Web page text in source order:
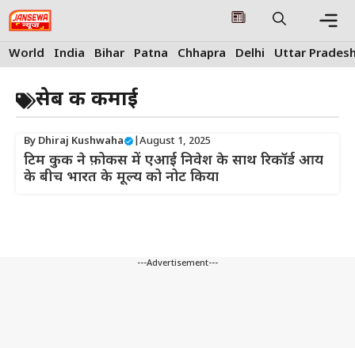
Skip
to
content
World India Bihar Patna Chhapra Delhi Uttar
सेब की कमाई
By Dhiraj Kushwaha August 1, 2025
टिम कुक ने फ़ोकस में एआई निवेश के साथ रिकॉर्ड आय
के बीच भारत के मूल्य को नोट किया
---Advertisement---